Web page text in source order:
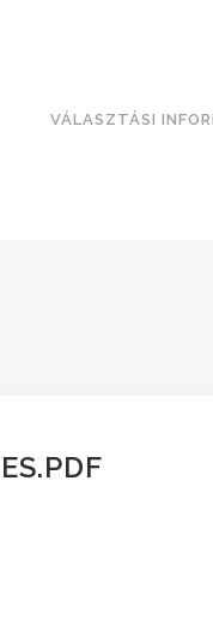
VÁLASZTÁSI